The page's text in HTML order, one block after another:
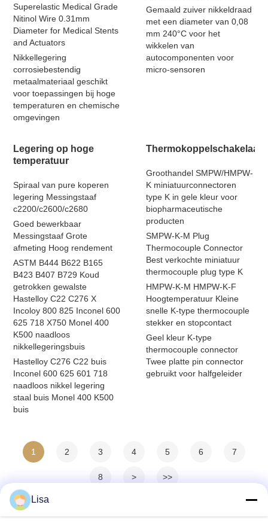
Superelastic Medical Grade
Nitinol Wire 0.31mm
Diameter for Medical Stents
and Actuators
Nikkellegering
corrosiebestendig
metaalmateriaal geschikt
voor toepassingen bij hoge
temperaturen en chemische
omgevingen
Gemaald zuiver nikkeldraad
met een diameter van 0,08
mm 240°C voor het
wikkelen van
autocomponenten voor
micro-sensoren
Legering op hoge
temperatuur
Spiraal van pure koperen
legering Messingstaaf
c2200/c2600/c2680
Goed bewerkbaar
Messingstaaf Grote
afmeting Hoog rendement
ASTM B444 B622 B165
B423 B407 B729 Koud
getrokken gewalste
Hastelloy C22 C276 X
Incoloy 800 825 Inconel 600
625 718 X750 Monel 400
K500 naadloos
nikkellegeringsbuis
Hastelloy C276 C22 buis
Inconel 600 625 601 718
naadloos nikkel legering
staal buis Monel 400 K500
buis
Thermokoppelschakelaar
Groothandel SMPW/HMPW-
K miniatuurconnectoren
type K in gele kleur voor
biopharmaceutische
producten
SMPW-K-M Plug
Thermocouple Connector
Best verkochte miniatuur
thermocouple plug type K
HMPW-K-M HMPW-K-F
Hoogtemperatuur Kleine
snelle K-type thermocouple
stekker en stopcontact
Geel kleur K-type
thermocouple connector
Twee platte pin connector
gebruikt voor halfgeleider
1 2 3 4 5 6 7
8 > >>
Lisa